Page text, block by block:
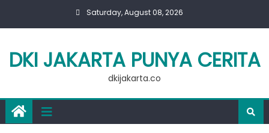
Saturday, August 08, 2026
DKI JAKARTA PUNYA CERITA
dkijakarta.co